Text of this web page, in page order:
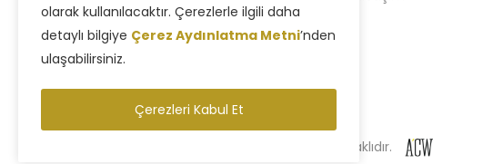
Copyright © 2025 Liven Concept - Tüm Hakları Saklıdır.
olarak kullanılacaktır. Çerezlerle ilgili daha
detaylı bilgiye Çerez Aydınlatma Metni’nden
ulaşabilirsiniz.
Çerezleri Kabul Et